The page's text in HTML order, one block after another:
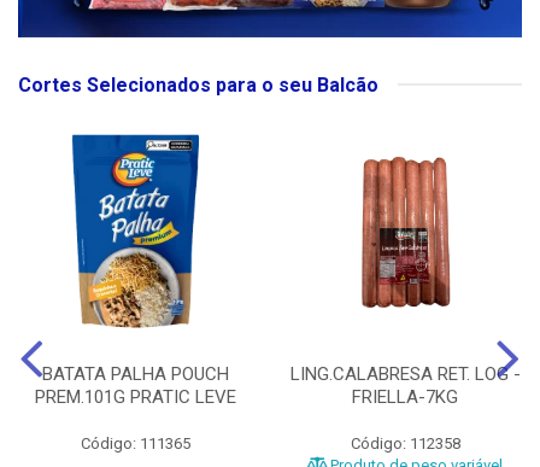
Cortes Selecionados para o seu Balcão
BATATA PALHA POUCH
PREM.101G PRATIC LEVE
Código: 111365
LING.CALABRESA RET. LOG -
FRIELLA-7KG
Código: 112358